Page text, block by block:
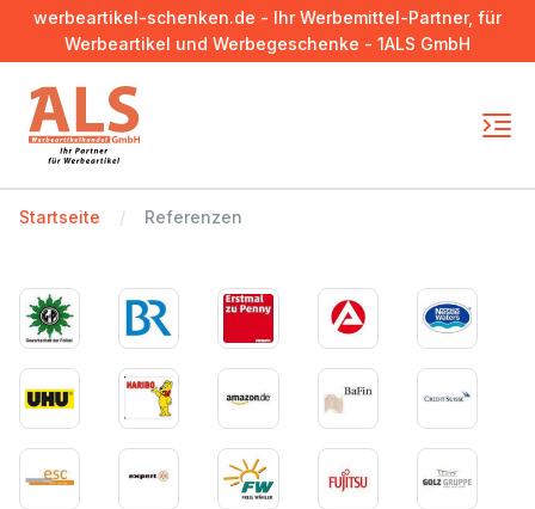
werbeartikel-schenken.de - Ihr Werbemittel-Partner, für
Werbeartikel und Werbegeschenke - 1ALS GmbH
Startseite Referenzen